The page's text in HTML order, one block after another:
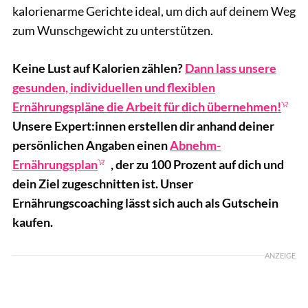
kalorienarme Gerichte ideal, um dich auf deinem Weg
zum Wunschgewicht zu unterstützen.
Keine Lust auf Kalorien zählen?Dann lass unsere
gesunden, individuellen und flexiblen
Ernährungspläne die Arbeit für dich übernehmen!
Unsere Expert:innen erstellen dir anhand deiner
persönlichen Angaben einenAbnehm-
Ernährungsplan
, der zu 100 Prozent auf dich und
dein Ziel zugeschnitten ist. Unser
Ernährungscoaching lässt sich auch als Gutschein
kaufen.
ANZEIGE